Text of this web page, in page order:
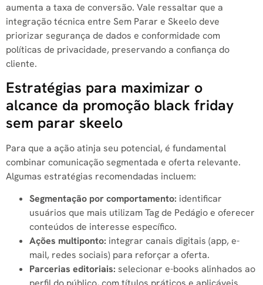
aumenta a taxa de conversão. Vale ressaltar que a
integração técnica entre Sem Parar e Skeelo deve
priorizar segurança de dados e conformidade com
políticas de privacidade, preservando a confiança do
cliente.
Estratégias para maximizar o
alcance da promoção black friday
sem parar skeelo
Para que a ação atinja seu potencial, é fundamental
combinar comunicação segmentada e oferta relevante.
Algumas estratégias recomendadas incluem:
Segmentação por comportamento: identificar
usuários que mais utilizam Tag de Pedágio e oferecer
conteúdos de interesse específico.
Ações multiponto: integrar canais digitais (app, e-
mail, redes sociais) para reforçar a oferta.
Parcerias editoriais: selecionar e-books alinhados ao